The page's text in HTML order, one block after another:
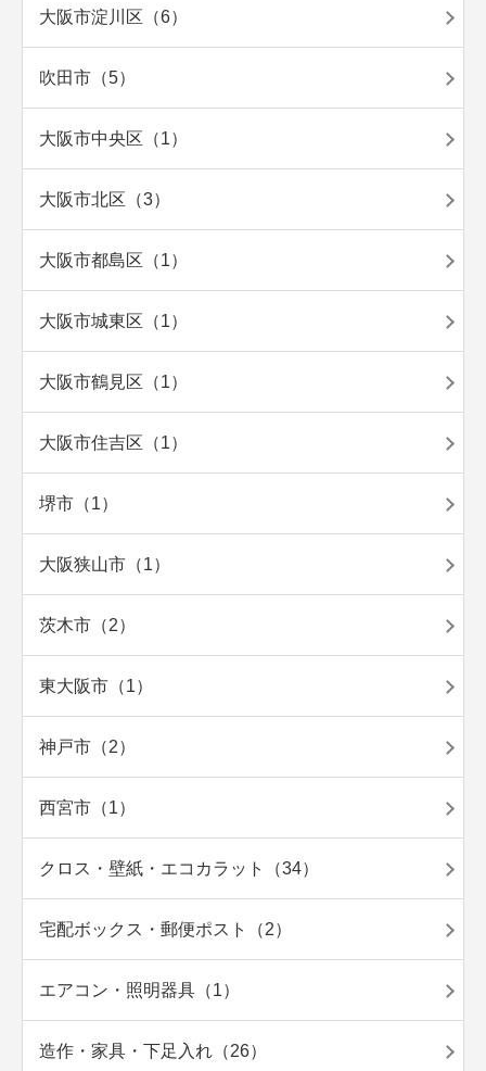
大阪市淀川区（6）
吹田市（5）
大阪市中央区（1）
大阪市北区（3）
大阪市都島区（1）
大阪市城東区（1）
大阪市鶴見区（1）
大阪市住吉区（1）
堺市（1）
大阪狭山市（1）
茨木市（2）
東大阪市（1）
神戸市（2）
西宮市（1）
クロス・壁紙・エコカラット（34）
宅配ボックス・郵便ポスト（2）
エアコン・照明器具（1）
造作・家具・下足入れ（26）